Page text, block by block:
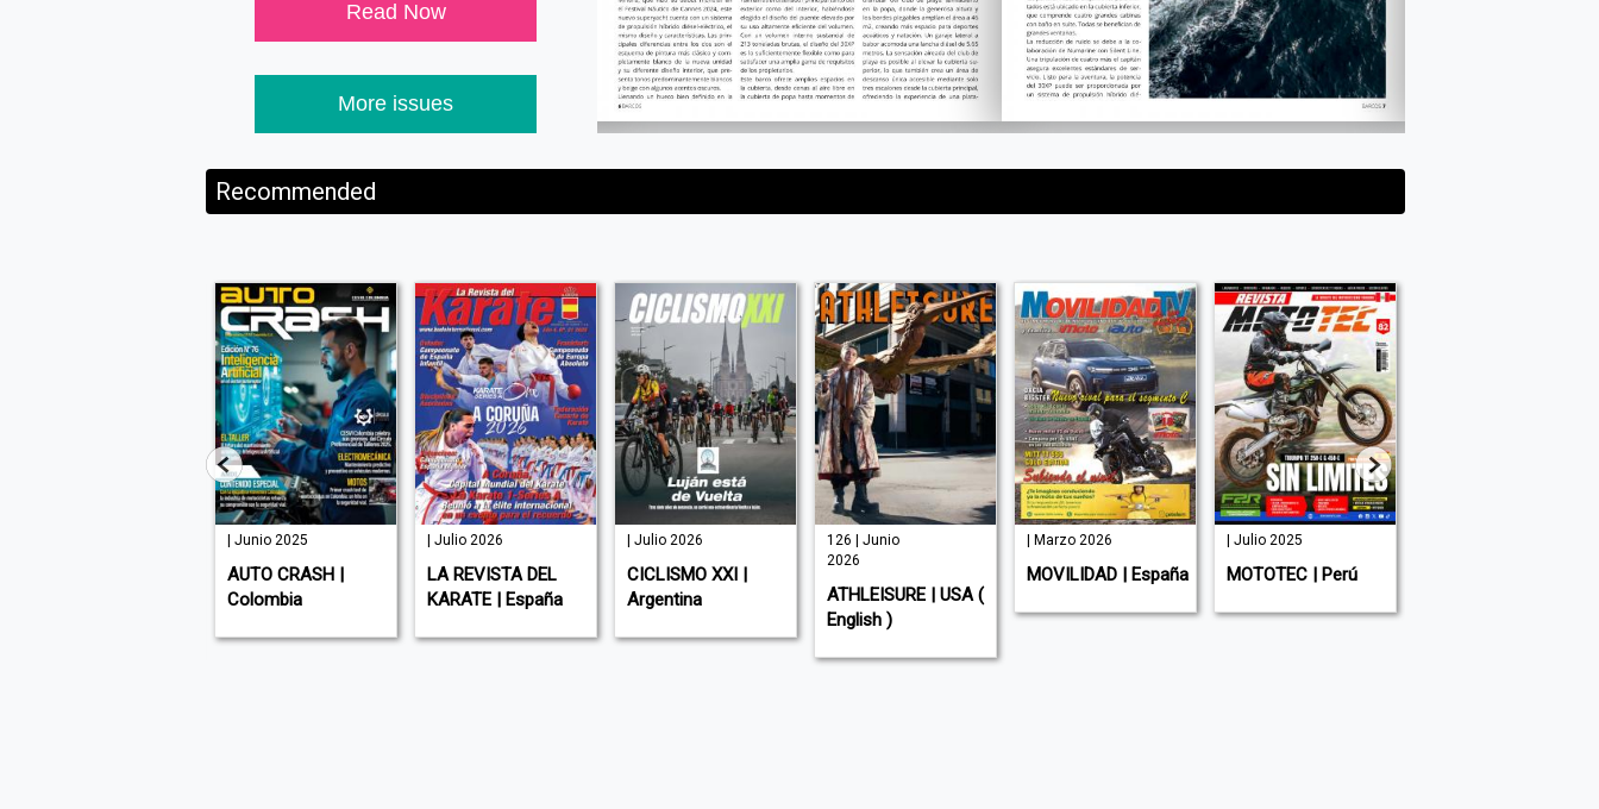
Read Now
More issues
Recommended
| Junio 2025
AUTO CRASH |
Colombia
| Julio 2026
LA REVISTA DEL
KARATE | España
| Julio 2026
CICLISMO XXI |
Argentina
126 | Junio
2026
ATHLEISURE | USA (
English )
| Marzo 2026
MOVILIDAD | España
| Julio 2025
MOTOTEC | Perú